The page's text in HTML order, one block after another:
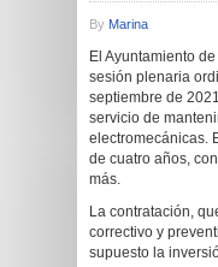
By Marina
El Ayuntamiento
sesión plenaria
septiembre de
servicio de
electromecánicas.
de cuatro años,
más.
La contratación,
correctivo y
supuesto la